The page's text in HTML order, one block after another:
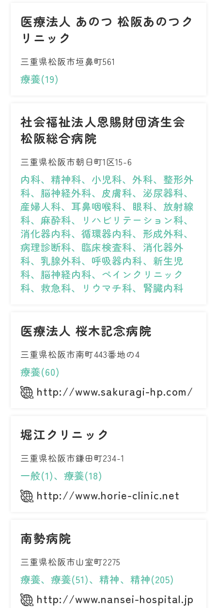
医療法人 あのつ 松阪あのつク
リニック
三重県松阪市垣鼻町561
療養(19)
社会福祉法人恩賜財団済生会
松阪総合病院
三重県松阪市朝日町1区15-6
内科、精神科、小児科、外科、整形外
科、脳神経外科、皮膚科、泌尿器科、
産婦人科、耳鼻咽喉科、眼科、放射線
科、麻酔科、リハビリテーション科、
消化器内科、循環器内科、形成外科、
病理診断科、臨床検査科、消化器外
科、乳腺外科、呼吸器内科、新生児
科、脳神経内科、ペインクリニック
科、救急科、リウマチ科、腎臓内科
医療法人 桜木記念病院
三重県松阪市南町443番地の4
療養(60)
http://www.sakuragi-hp.com/
堀江クリニック
三重県松阪市鎌田町234-1
一般(1)、療養(18)
http://www.horie-clinic.net
南勢病院
三重県松阪市山室町2275
療養、療養(51)、精神、精神(205)
http://www.nansei-hospital.jp